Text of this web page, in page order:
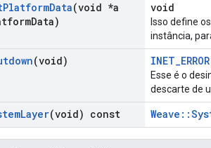
PlatformData(void *a
Data)
void
Isso define
instância,
(void) INET_ERROR
Esse é o
descarte de
Layer(void) const